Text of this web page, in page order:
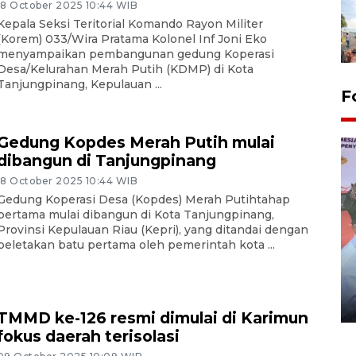
October 2025 10:44 WIB
Seksi Teritorial Komando Rayon Militer
033/Wira Pratama Kolonel Inf Joni Eko
pembangunan gedung Koperasi
Kelurahan Merah Putih (KDMP) di Kota
Kepulauan ...
Kopdes Merah Putih mulai
di Tanjungpinang
October 2025 10:44 WIB
Koperasi Desa (Kopdes) Merah Putihtahap
mulai dibangun di Kota Tanjungpinang,
Kepulauan Riau (Kepri), yang ditandai dengan
batu pertama oleh pemerintah kota ...
ke-126 resmi dimulai di Karimun
daerah terisolasi